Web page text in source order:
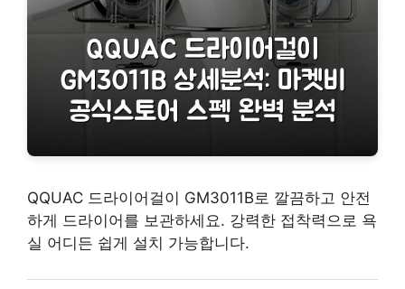
QQUAC 드라이어걸이 GM3011B로 깔끔하고 안전
하게 드라이어를 보관하세요. 강력한 접착력으로 욕
실 어디든 쉽게 설치 가능합니다.